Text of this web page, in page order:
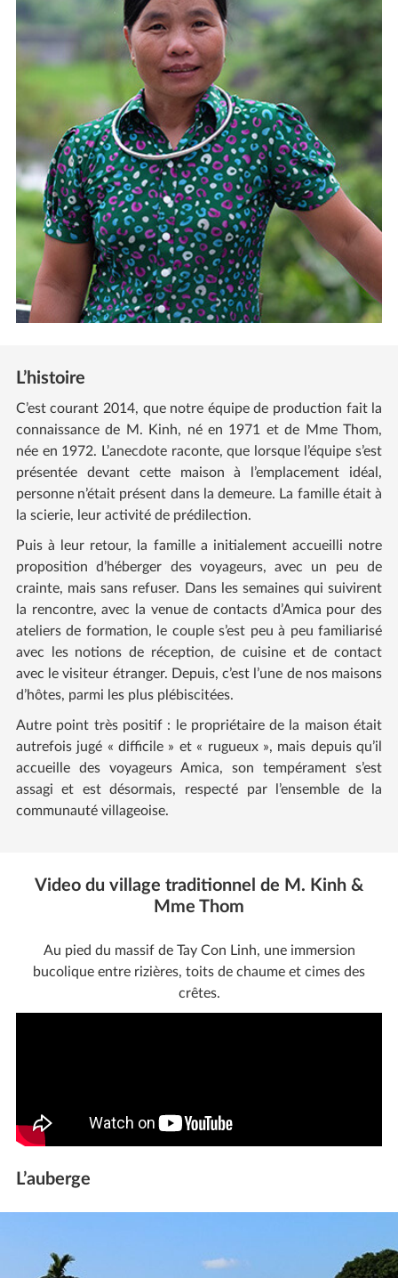
L’histoire
C’est courant 2014, que notre équipe de production fait la
connaissance de M. Kinh, né en 1971 et de Mme Thom,
née en 1972. L’anecdote raconte, que lorsque l’équipe s’est
présentée devant cette maison à l’emplacement idéal,
personne n’était présent dans la demeure. La famille était à
la scierie, leur activité de prédilection.
Puis à leur retour, la famille a initialement accueilli notre
proposition d’héberger des voyageurs, avec un peu de
crainte, mais sans refuser. Dans les semaines qui suivirent
la rencontre, avec la venue de contacts d’Amica pour des
ateliers de formation, le couple s’est peu à peu familiarisé
avec les notions de réception, de cuisine et de contact
avec le visiteur étranger. Depuis, c’est l’une de nos maisons
d’hôtes, parmi les plus plébiscitées.
Autre point très positif : le propriétaire de la maison était
autrefois jugé « difficile » et « rugueux », mais depuis qu’il
accueille des voyageurs Amica, son tempérament s’est
assagi et est désormais, respecté par l’ensemble de la
communauté villageoise.
Video du village traditionnel de M. Kinh &
Mme Thom
Au pied du massif de Tay Con Linh, une immersion
bucolique entre rizières, toits de chaume et cimes des
crêtes.
L’auberge